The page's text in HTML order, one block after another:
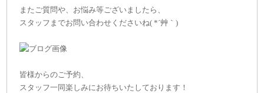
またご質問や、お悩み等ございましたら、
スタッフまでお問い合わせくださいね( *´艸｀)
皆様からのご予約、
スタッフ一同楽しみにお待ちいたしております！